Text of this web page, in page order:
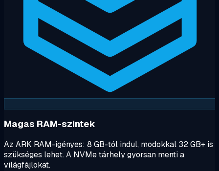
Magas RAM-szintek
Az ARK RAM-igényes: 8 GB-tól indul, modokkal 32 GB+ is
szükséges lehet. A NVMe tárhely gyorsan menti a
világfájlokat.